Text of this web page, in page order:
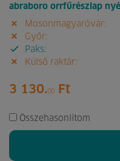
abraboro orrfűrészlap
Mosonmagyaróvár:
Győr:
Paks:
Külső raktár:
3 130.00 Ft
Összehasonlítom